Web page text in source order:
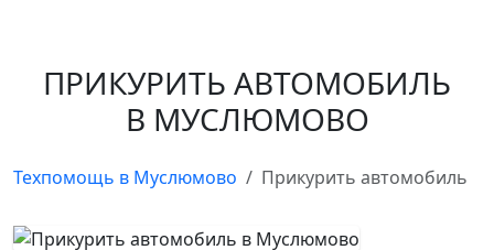
ПРИКУРИТЬ АВТОМОБИЛЬ
В МУСЛЮМОВО
Техпомощь в Муслюмово Прикурить автомобиль